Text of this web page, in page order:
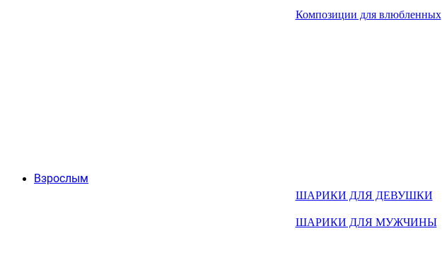
Композиции для влюбленных
Взрослым
ШАРИКИ ДЛЯ ДЕВУШКИ
ШАРИКИ ДЛЯ МУЖЧИНЫ